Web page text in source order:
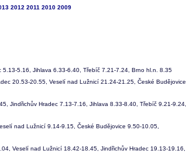
2012 2011 2010 2009
5.16, Jihlava 6.33-6.40, Třebíč 7.21-7.24, Brno hl.n. 8.35
20.53-20.55, Veselí nad Lužnicí 21.24-21.25, České Budějovice
Jindřichův Hradec 7.13-7.16, Jihlava 8.33-8.40, Třebíč 9.21-9.24,
nad Lužnicí 9.14-9.15, České Budějovice 9.50-10.05,
Veselí nad Lužnicí 18.42-18.45, Jindřichův Hradec 19.13-19.16,